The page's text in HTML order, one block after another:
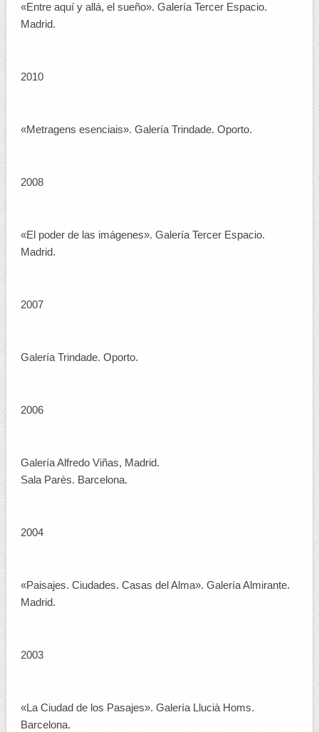
«Entre aquí y allá, el sueño». Galería Tercer Espacio.
Madrid.
2010
«Metragens esenciais». Galería Trindade. Oporto.
2008
«El poder de las imágenes». Galería Tercer Espacio.
Madrid.
2007
Galería Trindade. Oporto.
2006
Galería Alfredo Viñas, Madrid.
Sala Parès. Barcelona.
2004
«Paisajes. Ciudades. Casas del Alma». Galería Almirante.
Madrid.
2003
«La Ciudad de los Pasajes». Galería Llucià Homs.
Barcelona.